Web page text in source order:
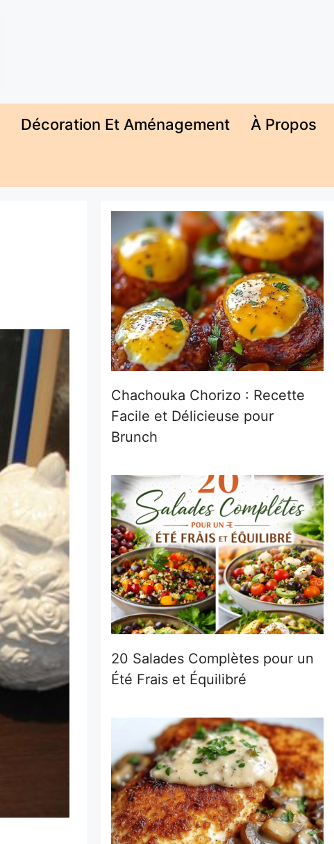
Décoration Et Aménagement À Propos
Chachouka Chorizo : Recette
Facile et Délicieuse pour
Brunch
20 Salades Complètes pour un
Été Frais et Équilibré